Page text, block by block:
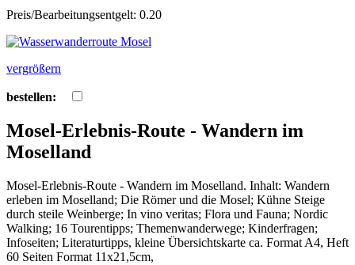
Preis/Bearbeitungsentgelt: 0.20
vergrößern
bestellen:
Mosel-Erlebnis-Route - Wandern im
Moselland
Mosel-Erlebnis-Route - Wandern im Moselland. Inhalt: Wandern
erleben im Moselland; Die Römer und die Mosel; Kühne Steige
durch steile Weinberge; In vino veritas; Flora und Fauna; Nordic
Walking; 16 Tourentipps; Themenwanderwege; Kinderfragen;
Infoseiten; Literaturtipps, kleine Übersichtskarte ca. Format A4, Heft
60 Seiten Format 11x21,5cm,